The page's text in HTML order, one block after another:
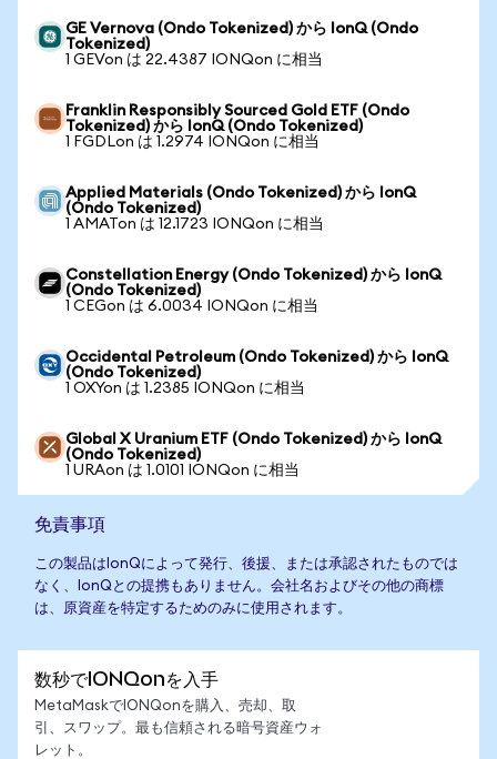
GE Vernova (Ondo Tokenized) から IonQ (Ondo
Tokenized)
1 GEVon は 22.4387 IONQon に相当
Franklin Responsibly Sourced Gold ETF (Ondo
Tokenized) から IonQ (Ondo Tokenized)
1 FGDLon は 1.2974 IONQon に相当
Applied Materials (Ondo Tokenized) から IonQ
(Ondo Tokenized)
1 AMATon は 12.1723 IONQon に相当
Constellation Energy (Ondo Tokenized) から IonQ
(Ondo Tokenized)
1 CEGon は 6.0034 IONQon に相当
Occidental Petroleum (Ondo Tokenized) から IonQ
(Ondo Tokenized)
1 OXYon は 1.2385 IONQon に相当
Global X Uranium ETF (Ondo Tokenized) から IonQ
(Ondo Tokenized)
1 URAon は 1.0101 IONQon に相当
免責事項
この製品はIonQによって発行、後援、または承認されたものでは
なく、IonQとの提携もありません。会社名およびその他の商標
は、原資産を特定するためのみに使用されます。
数秒でIONQonを入手
MetaMaskでIONQonを購入、売却、取
引、スワップ。最も信頼される暗号資産ウォ
レット。